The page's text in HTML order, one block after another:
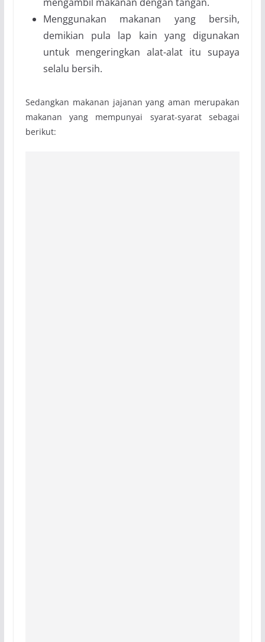
Menggunakan makanan yang bersih,
demikian pula lap kain yang digunakan
untuk mengeringkan alat-alat itu supaya
selalu bersih.
Sedangkan makanan jajanan yang aman merupakan
makanan yang mempunyai syarat-syarat sebagai
berikut: